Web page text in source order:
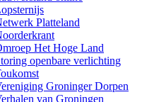
Platteland
Het Hoge Land
openbare verlichting
Groninger Dorpen
van Groningen